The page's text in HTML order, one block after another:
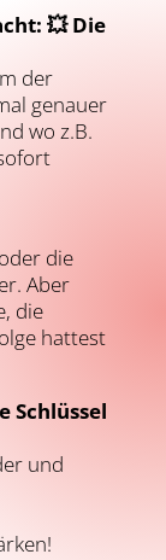
💥 Die
der
genauer
wo z.B.
die
Aber
die
hattest
Schlüssel
und